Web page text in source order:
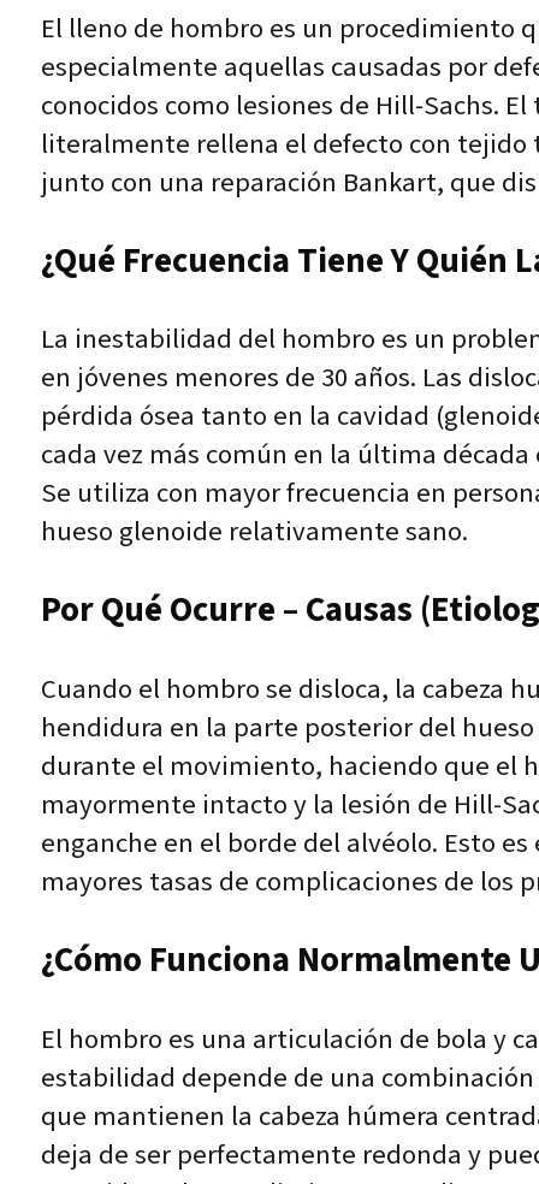
El lleno de hombro es un procedimiento
especialmente aquellas causadas por
conocidos como lesiones de Hill-Sachs.
literalmente rellena el defecto con tejido
junto con una reparación Bankart, que
¿Qué Frecuencia Tiene Y Quién
La inestabilidad del hombro es un
en jóvenes menores de 30 años. Las
pérdida ósea tanto en la cavidad
cada vez más común en la última
Se utiliza con mayor frecuencia en
hueso glenoide relativamente sano.
Por Qué Ocurre – Causas
Cuando el hombro se disloca, la cabeza
hendidura en la parte posterior del
durante el movimiento, haciendo que el
mayormente intacto y la lesión de Hill-
enganche en el borde del alvéolo. Esto
mayores tasas de complicaciones de
¿Cómo Funciona Normalmente
El hombro es una articulación de bola y
estabilidad depende de una
que mantienen la cabeza húmera
deja de ser perfectamente redonda y